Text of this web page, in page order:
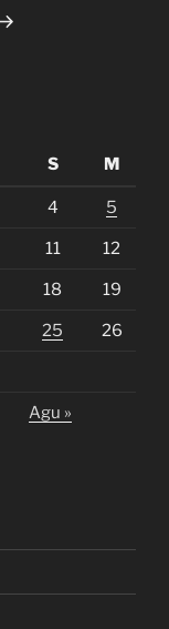
S M
4 5
11 12
18 19
25 26
Agu »